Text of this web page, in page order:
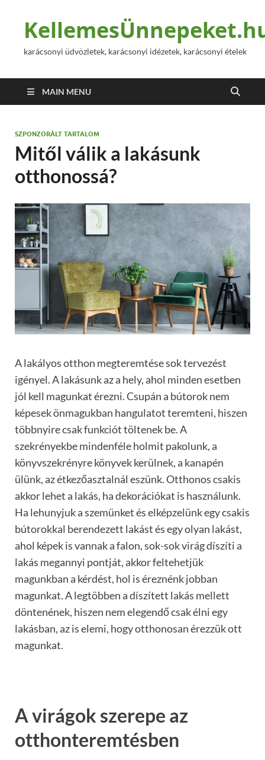
karácsonyi üdvözletek, karácsonyi idézetek, karácsonyi ételek
MAIN MENU
SZPONZORÁLT TARTALOM
Mitől válik a lakásunk
otthonossá?
A lakályos otthon megteremtése sok tervezést
igényel. A lakásunk az a hely, ahol minden esetben
jól kell magunkat érezni. Csupán a bútorok nem
képesek önmagukban hangulatot teremteni, hiszen
többnyire csak funkciót töltenek be. A
szekrényekbe mindenféle holmit pakolunk, a
könyvszekrényre könyvek kerülnek, a kanapén
ülünk, az étkezőasztalnál eszünk. Otthonos csakis
akkor lehet a lakás, ha dekorációkat is használunk.
Ha lehunyjuk a szemünket és elképzelünk egy csakis
bútorokkal berendezett lakást és egy olyan lakást,
ahol képek is vannak a falon, sok-sok virág díszíti a
lakás megannyi pontját, akkor feltehetjük
magunkban a kérdést, hol is éreznénk jobban
magunkat. A legtöbben a díszített lakás mellett
döntenének, hiszen nem elegendő csak élni egy
lakásban, az is elemi, hogy otthonosan érezzük ott
magunkat.
A virágok szerepe az
otthonteremtésben